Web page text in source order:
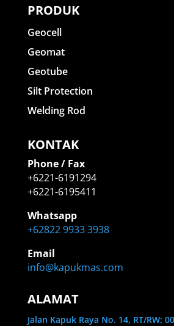
PRODUK
Geocell
Geomat
Geotube
Silt Protection
Welding Rod
KONTAK
Phone / Fax
+6221-6191294
+6221-6195411
Whatsapp
+62822 9933 3938
Email
info@kapukmas.com
ALAMAT
Jalan Kapuk Raya No. 14, RT/RW: